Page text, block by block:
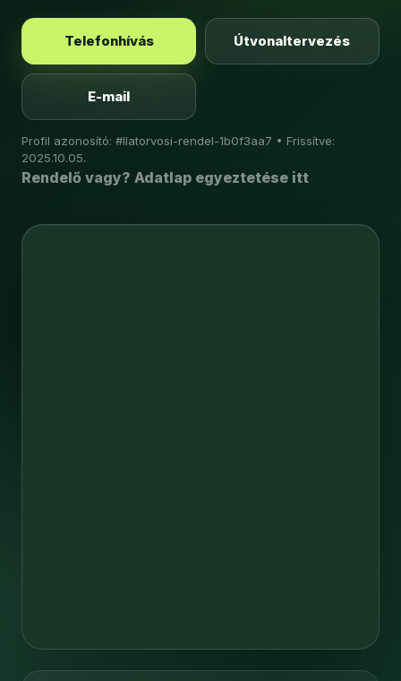
Telefonhívás Útvonaltervezés
E-mail
Profil azonosító: #llatorvosi-rendel-1b0f3aa7 • Frissítve:
2025.10.05.
Rendelő vagy? Adatlap egyeztetése itt